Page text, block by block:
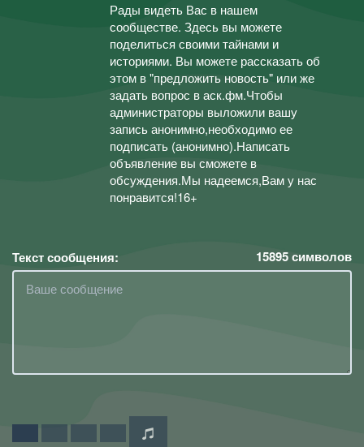
Рады видеть Вас в нашем
сообществе. Здесь вы можете
поделиться своими тайнами и
историями. Вы можете рассказать об
этом в "предложить новость" или же
задать вопрос в аск.фм.Чтобы
администраторы выложили вашу
запись анонимно,необходимо ее
подписать (анонимно).Написать
объявление вы сможете в
обсуждения.Мы надеемся,Вам у нас
понравится!16+
Текст сообщения: 15895символов